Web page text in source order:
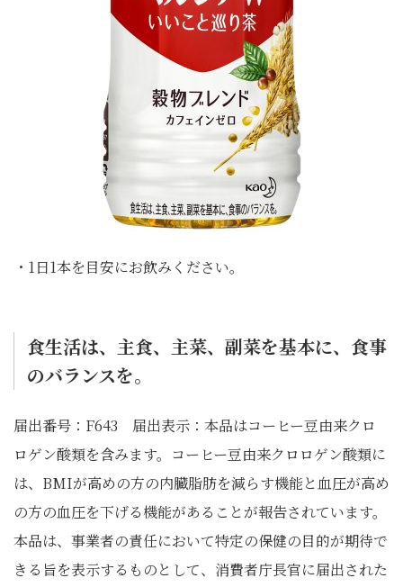
・1日1本を目安にお飲みください。
食生活は、主食、主菜、副菜を基本に、食事
のバランスを。
届出番号：F643 届出表示：本品はコーヒー豆由来クロ
ロゲン酸類を含みます。コーヒー豆由来クロロゲン酸類に
は、BMIが高めの方の内臓脂肪を減らす機能と血圧が高め
の方の血圧を下げる機能があることが報告されています。
本品は、事業者の責任において特定の保健の目的が期待で
きる旨を表示するものとして、消費者庁長官に届出された